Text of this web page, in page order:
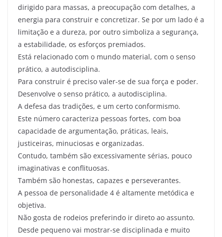
dirigido para massas, a preocupação com detalhes, a
energia para construir e concretizar. Se por um lado é a
limitação e a dureza, por outro simboliza a segurança,
a estabilidade, os esforços premiados.
Está relacionado com o mundo material, com o senso
prático, a autodisciplina.
Para construir é preciso valer-se de sua força e poder.
Desenvolve o senso prático, a autodisciplina.
A defesa das tradições, e um certo conformismo.
Este número caracteriza pessoas fortes, com boa
capacidade de argumentação, práticas, leais,
justiceiras, minuciosas e organizadas.
Contudo, também são excessivamente sérias, pouco
imaginativas e conflituosas.
Também são honestas, capazes e perseverantes.
A pessoa de personalidade 4 é altamente metódica e
objetiva.
Não gosta de rodeios preferindo ir direto ao assunto.
Desde pequeno vai mostrar-se disciplinada e muito